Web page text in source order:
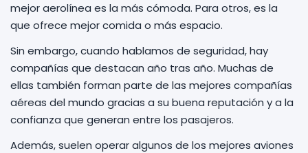
mejor aerolínea es la más cómoda. Para otros, es la
que ofrece mejor comida o más espacio.
Sin embargo, cuando hablamos de seguridad, hay
compañías que destacan año tras año. Muchas de
ellas también forman parte de las mejores compañías
aéreas del mundo gracias a su buena reputación y a la
confianza que generan entre los pasajeros.
Además, suelen operar algunos de los mejores aviones